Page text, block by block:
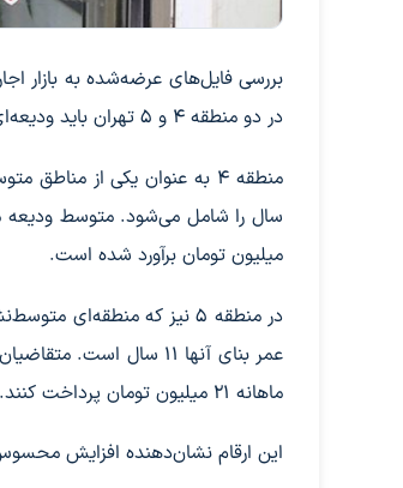
در دو منطقه ۴ و ۵ تهران باید ودیعه‌ای بالغ بر یک میلیارد تومان و اجاره‌ماهانه بیش از ۱۵ میلیون تومان پرداخت کنند.
میلیون تومان برآورد شده است.
ماهانه ۲۱ میلیون تومان پرداخت کنند.
این ارقام نشان‌دهنده افزایش